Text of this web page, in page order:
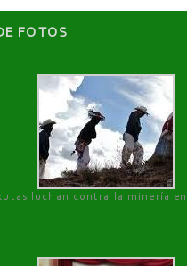
FOTOS
luchan contra la minería